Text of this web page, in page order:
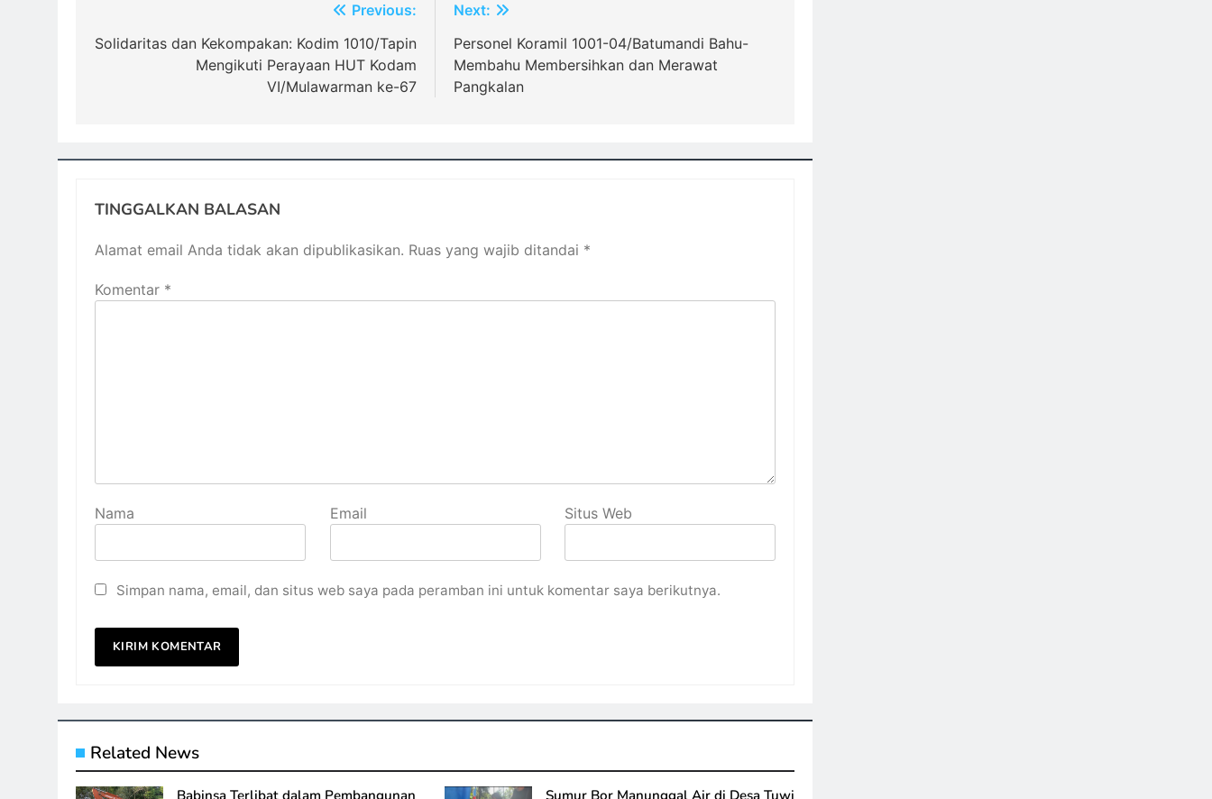
pos
Previous:
Solidaritas dan Kekompakan: Kodim 1010/Tapin
Mengikuti Perayaan HUT Kodam
VI/Mulawarman ke-67
Next:
Personel Koramil 1001-04/Batumandi Bahu-
Membahu Membersihkan dan Merawat
Pangkalan
TINGGALKAN BALASAN
Alamat email Anda tidak akan dipublikasikan. Ruas yang wajib ditandai *
Komentar *
Nama Email Situs Web
Simpan nama, email, dan situs web saya pada peramban ini untuk komentar saya berikutnya.
Related News
Babinsa Terlibat dalam Pembangunan Sumur Bor Manunggal Air di Desa Tuwi